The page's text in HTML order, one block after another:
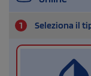
1 Seleziona il